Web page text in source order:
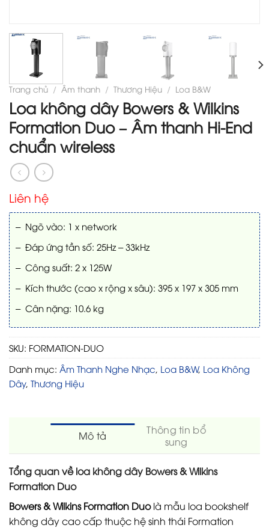
Trang chủ / Âm thanh / Thương Hiệu / Loa B&W
Loa không dây Bowers & Wilkins
Formation Duo – Âm thanh Hi-End
chuẩn wireless
Liên hệ
– Ngõ vào: 1 x network
– Đáp ứng tần số: 25Hz – 33kHz
– Công suất: 2 x 125W
– Kích thước (cao x rộng x sâu): 395 x 197 x 305 mm
– Cân nặng: 10.6 kg
SKU: FORMATION-DUO
Danh mục: Âm Thanh Nghe Nhạc Loa B&W, Loa Không
Dây, Thương Hiệu
Mô tả
Thông tin bổ
sung
Tổng quan về loa không dây Bowers & Wilkins
Formation Duo
Bowers & Wilkins Formation Duolà mẫu loa bookshelf
không dây cao cấp thuộc hệ sinh thái Formation